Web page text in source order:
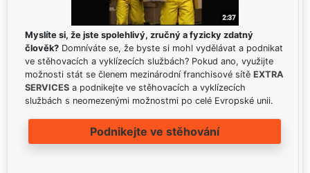
Myslíte si, že jste spolehlivý, zručný a fyzicky zdatný
člověk? Domníváte se, že byste si mohl vydělávat a podnikat
ve stěhovacích a vyklízecích službách? Pokud ano, využijte
možnosti stát se členem mezinárodní franchisové sítě EXTRA
SERVICES a podnikejte ve stěhovacích a vyklízecích
službách s neomezenými možnostmi po celé Evropské unii.
Podnikejte ve stěhování